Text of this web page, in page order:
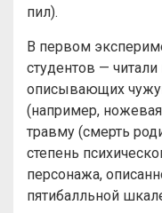
пил).
В первом
студентов —
описывающих
(например,
травму (смерть
степень
персонажа,
пятибалльной